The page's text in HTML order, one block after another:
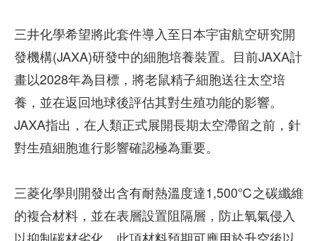
三井化學希望將此套件導入至日本宇宙航空研究開
發機構(JAXA)研發中的細胞培養裝置。目前JAXA計
畫以2028年為目標，將老鼠精子細胞送往太空培
養，並在返回地球後評估其對生殖功能的影響。
JAXA指出，在人類正式展開長期太空滯留之前，針
對生殖細胞進行影響確認極為重要。
三菱化學則開發出含有耐熱溫度達1,500℃之碳纖維
的複合材料，並在表層設置阻隔層，防止氧氣侵入